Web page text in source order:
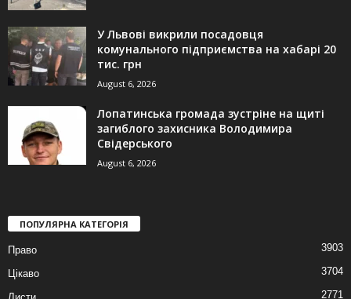
У Львові викрили посадовця
комунального підприємства на хабарі 20
тис. грн
August 6, 2026
Лопатинська громада зустріне на щиті
загиблого захисника Володимира
Свідерського
August 6, 2026
ПОПУЛЯРНА КАТЕГОРІЯ
Право 3903
Цікаво 3704
2771